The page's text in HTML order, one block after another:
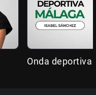
Onda deportiva